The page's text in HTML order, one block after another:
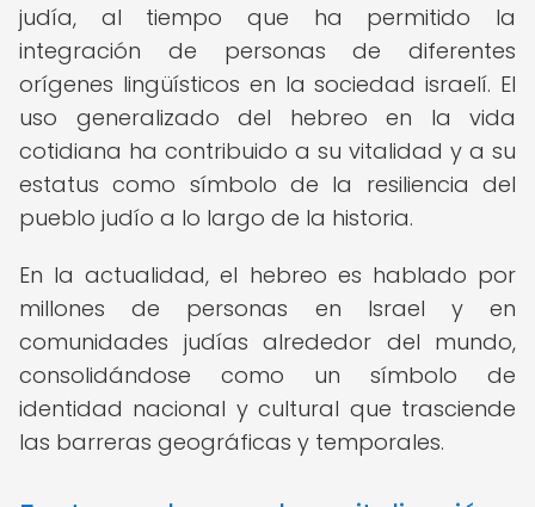
judía, al tiempo que ha permitido la
integración de personas de diferentes
orígenes lingüísticos en la sociedad israelí. El
uso generalizado del hebreo en la vida
cotidiana ha contribuido a su vitalidad y a su
estatus como símbolo de la resiliencia del
pueblo judío a lo largo de la historia.
En la actualidad, el hebreo es hablado por
millones de personas en Israel y en
comunidades judías alrededor del mundo,
consolidándose como un símbolo de
identidad nacional y cultural que trasciende
las barreras geográficas y temporales.